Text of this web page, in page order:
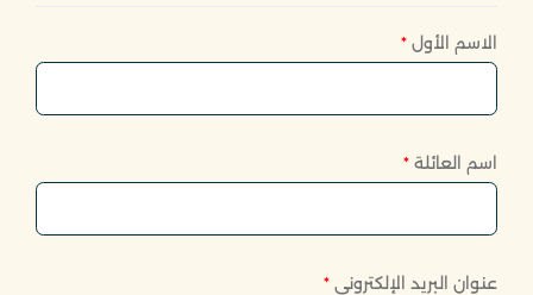
الاسم الأول *
اسم العائلة *
عنوان البريد الإلكتروني *